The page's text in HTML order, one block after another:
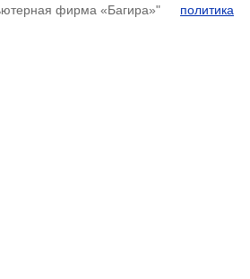
фирма «Багира»" политика